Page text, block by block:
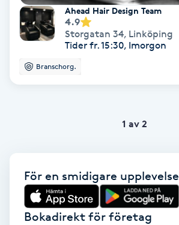
Vårtor
Yoga
Zonterapi
Ahead Hair Design Team
4.9
Storgatan 34, Linköping
Tider fr. 15:30, Imorgon
Branschorg.
1 av 2
För en smidigare upplevelse
Bokadirekt för företag